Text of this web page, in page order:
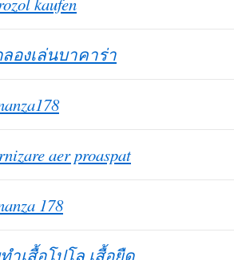
องเล่นบาคาร่า
aer proaspat
178
ำเสื้อโปโล เสื้อยืด